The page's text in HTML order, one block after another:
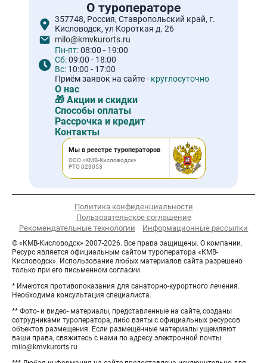
О туроператоре
357748, Россия, Ставропольский край, г.
Кисловодск, ул Короткая д. 26
milo@kmvkurorts.ru
Пн-пт:08:00 - 19:00
Сб:09:00 - 18:00
Вс: 10:00 - 17:00
Приём заявок на сайте - круглосуточно
О нас
🎁 Акции и скидки
Способы оплаты
Рассрочка и кредит
Контакты
Мы в реестре туроператоров
ООО «КМВ-Кисловодск»
РТО 023053
Политика конфиденциальности
Пользовательское соглашение
Рекомендательные технологии
Информационные рассылки
© «КМВ-Кисловодск» 2007-2026. Все права защищены. О компании.
Ресурс является официальным сайтом туроператора «КМВ-
Кисловодск». Использование любых материалов сайта разрешено
только при его письменном согласии.
* Имеются противопоказания для санаторно-курортного лечения.
Необходима консультация специалиста.
** Фото- и видео- материалы, представленные на сайте, созданы
сотрудниками туроператора, либо взяты с официальных ресурсов
объектов размещения. Если размещённые материалы ущемляют
ваши права, свяжитесь с нами по адресу электронной почты
milo@kmvkurorts.ru